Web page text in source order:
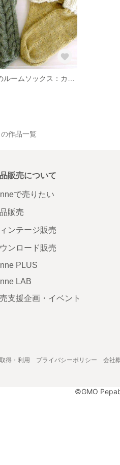
作品一覧
販売について
で売りたい
販売
ンテージ販売
ンロード販売
PLUS
LAB
支援企画・イベント
得・利用 プライバシーポリシー 会社
©GMO